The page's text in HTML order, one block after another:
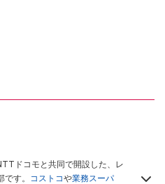
ドコモと共同で開設した、レ
す。 コストコや業務スーパ